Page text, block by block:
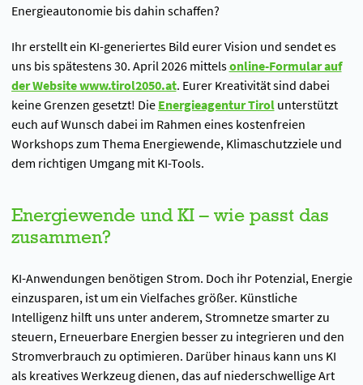
Energieautonomie bis dahin schaffen?
Ihr erstellt ein KI-generiertes Bild eurer Vision und sendet es
uns bis spätestens 30. April 2026 mittelsonline-Formular auf
der Website www.tirol2050.at. Eurer Kreativität sind dabei
keine Grenzen gesetzt! Die Energieagentur Tirolunterstützt
euch auf Wunsch dabei im Rahmen eines kostenfreien
Workshops zum Thema Energiewende, Klimaschutzziele und
dem richtigen Umgang mit KI-Tools.
Energiewende und KI – wie passt das
zusammen?
KI-Anwendungen benötigen Strom. Doch ihr Potenzial, Energie
einzusparen, ist um ein Vielfaches größer. Künstliche
Intelligenz hilft uns unter anderem, Stromnetze smarter zu
steuern, Erneuerbare Energien besser zu integrieren und den
Stromverbrauch zu optimieren. Darüber hinaus kann uns KI
als kreatives Werkzeug dienen, das auf niederschwellige Art